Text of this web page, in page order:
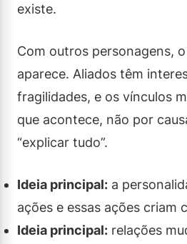
existe.
Com outros personagens,
aparece. Aliados têm
fragilidades, e os vínculos
que acontece, não por
“explicar tudo”.
Ideia principal: a
ações e essas ações criam
Ideia principal: relações